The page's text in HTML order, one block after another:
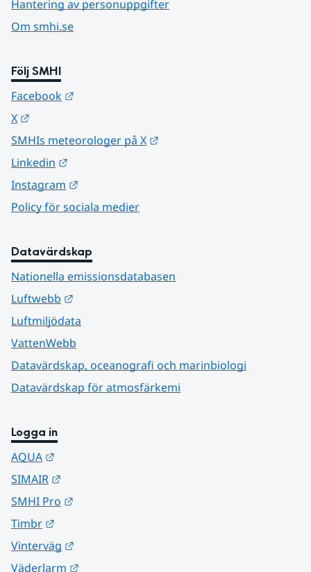
Hantering av personuppgifter
Om smhi.se
Följ SMHI
Facebook
X
SMHIs meteorologer på X
Linkedin
Instagram
Policy för sociala medier
Datavärdskap
Nationella emissionsdatabasen
Luftwebb
Luftmiljödata
VattenWebb
Datavärdskap, oceanografi och marinbiologi
Datavärdskap för atmosfärkemi
Logga in
AQUA
SIMAIR
SMHI Pro
Timbr
Vinterväg
Väderlarm